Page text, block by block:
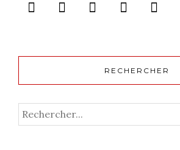
RECHERCHER